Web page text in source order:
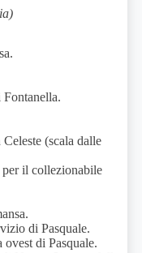
(scala dalle
il collezionabile
di Pasquale.
di Pasquale.